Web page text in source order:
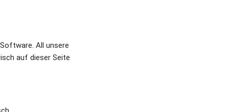
All unsere
auf dieser Seite